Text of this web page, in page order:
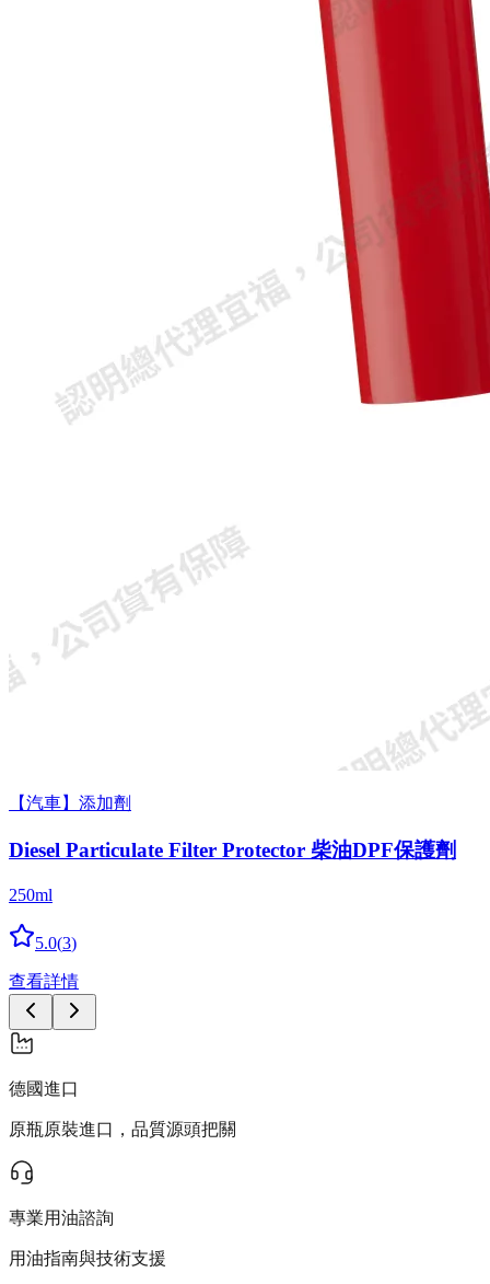
【汽車】添加劑
Diesel Partic­u­late Filter Protector 柴油DPF保護劑
250ml
5.0(3)
查看詳情
德國進口
原瓶原裝進口，品質源頭把關
專業用油諮詢
用油指南與技術支援